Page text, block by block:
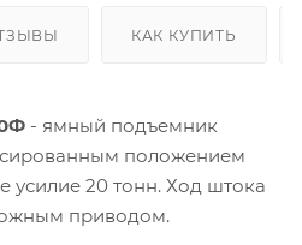
КАК КУПИТЬ
- ямный подъемник
положением
усилие 20 тонн. Ход штока
приводом.